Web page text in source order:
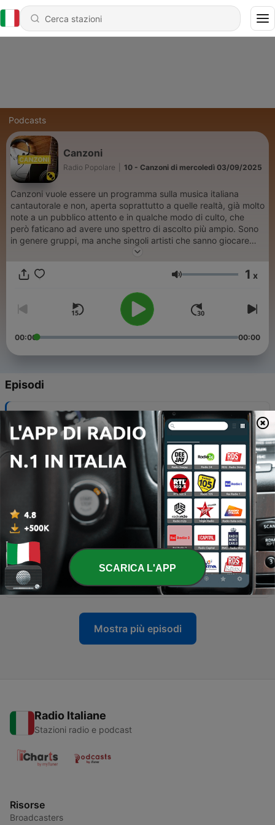
Podcasts
Canzoni
Radio Popolare 10 - Canzoni di mercoledì 03/09/2025
Canzoni vuole essere un programma sulla musica italiana
cantautorale e non, aperta soprattutto a quelle realtà, già molto
note a un pubblico attento e in qualche modo di culto, che
però faticano ad avere uno spettro di ascolto più ampio. Sono
in genere gruppi, ma anche singoli artisti che sanno giocare
molto bene sulla parola e costruiscono testi intelligenti e molto
cui si ascolteranno i loro repertori, ma anche quelle musiche
ascolto. Dal 2 luglio al 3 settembre 2025 dalle ore 23.00 alle
ore 24.00. Per coloro che non tirano tardi la sera sarà possibile
ascoltare il programma in podcast già dal mattino successivo.
Volume 1 x
00:00 00:00
Episodi
10 - Canzoni di mercoledì 03/09/2025
03 Set 2025
9 - Canzoni di mercoledì 27/08/2025
27 Ago 2025
Canzoni di mercoledì 20/08/2025
20 Ago 2025
7 - Canzoni di mercoledì 13/08/2025
13 Ago 2025
6 - Canzoni di mercoledì 06/08/2025
06 Ago 2025
Mostra più episodi
Radio Italiane
Stazioni radio e podcast
Risorse
Broadcasters
SCARICA L'APP